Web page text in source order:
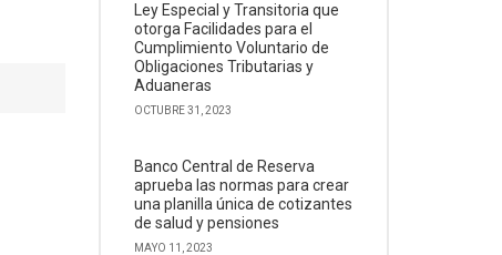
Ley Especial y Transitoria que
otorga Facilidades para el
Cumplimiento Voluntario de
Obligaciones Tributarias y
Aduaneras
OCTUBRE 31, 2023
Banco Central de Reserva
aprueba las normas para crear
una planilla única de cotizantes
de salud y pensiones
MAYO 11, 2023